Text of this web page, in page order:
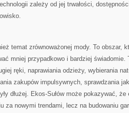
zależy od jej trwałości,
temat zrównoważonej mody. To obszar,
mniej przypadkowo i bardziej świadomie.
ręki, naprawiania odzieży, wybierania
zakupów impulsywnych, sprawdzania
dłużej. Ekos-Sułów może pokazywać,
za nowymi trendami, lecz na budowaniu